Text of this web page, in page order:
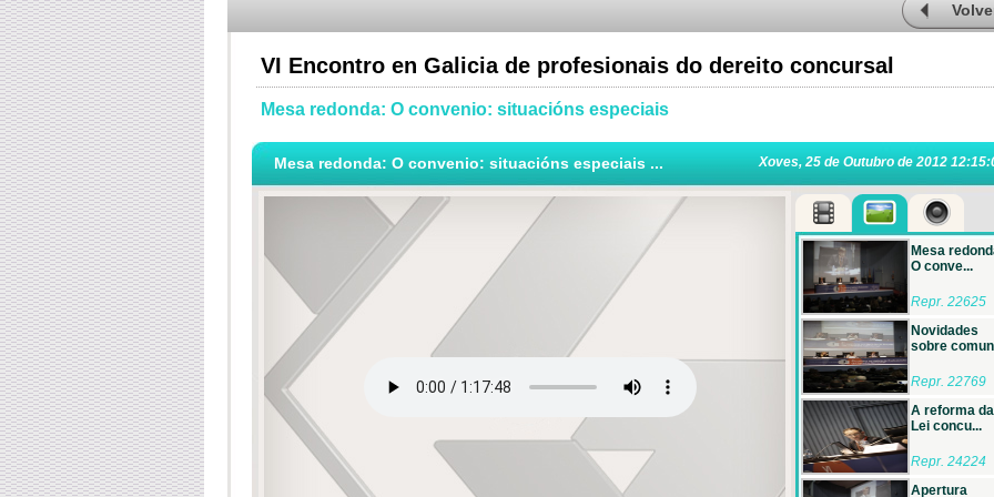
VI Encontro en Galicia de profesionais do dereito concursal
Mesa redonda: O convenio: situacións especiais
Mesa redonda: O convenio: situacións especiais ... Xoves, 25 de Outubro de 2012
Mesa
O conve...
Repr. 22625
Novidades
sobre
Repr. 22769
A reforma da
Lei concu...
Repr. 24224
Apertura